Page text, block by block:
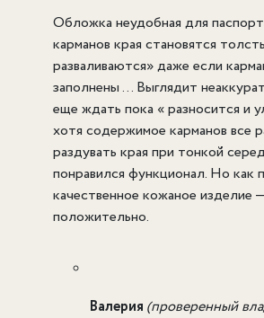
Обложка неудобная для
карманов края становятся
разваливаются» даже если
заполнены … Выглядит
еще ждать пока « разносится и
хотя содержимое карманов все
раздувать края при тонкой
понравился функционал. Но как
качественное кожаное изделие
положительно.
Валерия (проверенный